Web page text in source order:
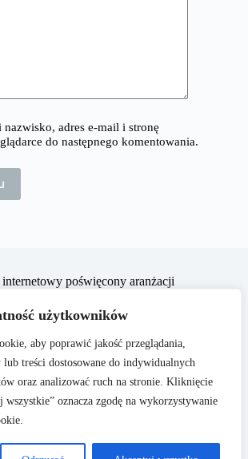
użytkowników
aby poprawić jakość przeglądania,
treści dostosowane do indywidualnych
oraz analizować ruch na stronie. Kliknięcie
oznacza zgodę na wykorzystywanie
adres e-mail i stronę
do następnego komentowania.
poświęcony aranżacji
praktycznych wskazówek i inspiracji,
w tworzeniu komfortowych i
życiowych.
O nas